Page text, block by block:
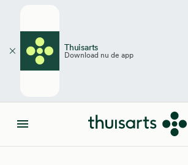
Thuisarts
Download nu de app
Sluiten
Menu